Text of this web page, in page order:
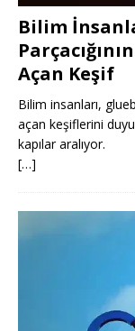
Bilim
Açan Keşif
Bilim insanları,
açan keşiflerini
kapılar aralıyor.
[…]